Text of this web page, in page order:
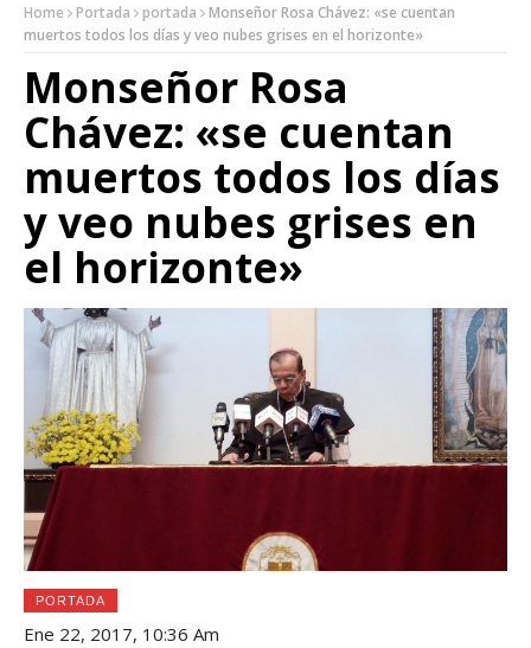
Home Portada portada
Monseñor Rosa Chávez: «se cuentan
muertos todos los días y veo nubes grises en el horizonte»
Monseñor Rosa
Chávez: «se cuentan
muertos todos los días
y veo nubes grises en
el horizonte»
PORTADA
Ene 22, 2017, 10:36 Am